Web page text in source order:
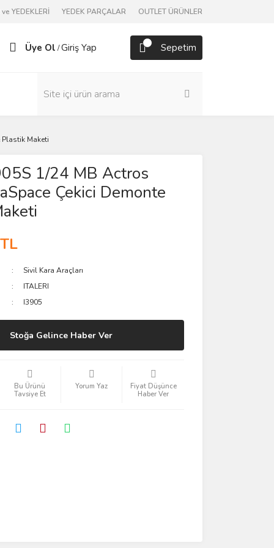
YEDEKLERİ YEDEK PARÇALAR OUTLET ÜRÜNLER
Üye Ol /Giriş Yap Sepetim
Maketi
1/24 MB Actros
Çekici Demonte
Sivil Kara Araçları
ITALERI
I3905
Stoğa Gelince Haber Ver
Bu Ürünü
Tavsiye Et
Yorum Yaz
Fiyat Düşünce
Haber Ver